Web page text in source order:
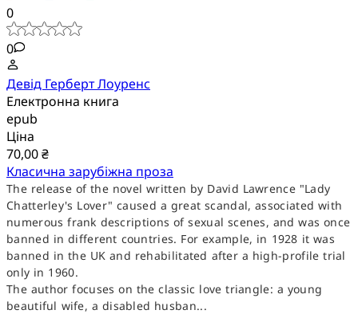
0
0
Девід Герберт Лоуренс
Електронна книга
epub
Ціна
70,00 ₴
Класична зарубіжна проза
The release of the novel written by David Lawrence "Lady
Chatterley's Lover" caused a great scandal, associated with
numerous frank descriptions of sexual scenes, and was once
banned in different countries. For example, in 1928 it was
banned in the UK and rehabilitated after a high-profile trial
only in 1960.
The author focuses on the classic love triangle: a young
beautiful wife, a disabled husban...